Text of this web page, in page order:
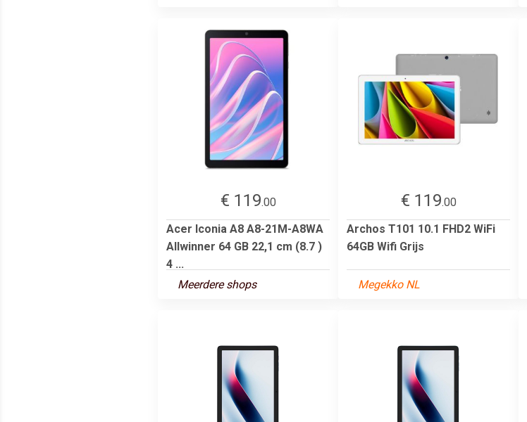
€ 119.00
Acer Iconia A8 A8-21M-A8WA
Allwinner 64 GB 22,1 cm (8.7 )
4 ...
Meerdere shops
€ 119.00
Archos T101 10.1 FHD2 WiFi
64GB Wifi Grijs
Megekko NL